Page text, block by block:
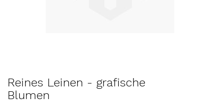
Anfang
der
Reines Leinen - grafische
Blumen